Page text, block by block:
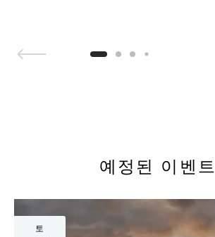
예정된 이벤트
토